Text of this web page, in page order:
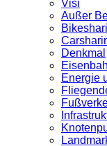
Visi
Außer
Denkmal
Energie